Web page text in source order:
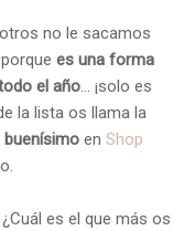
no le sacamos
es una forma
el año... ¡solo es
la lista os llama la
buenísimo en Shop
es el que más os